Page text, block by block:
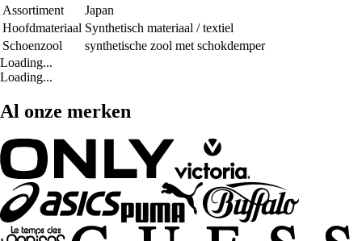
Assortiment
Japan
Hoofdmateriaal Synthetisch materiaal / textiel
Schoenzool
synthetische zool met schokdemper
Loading...
Loading...
Al onze merken